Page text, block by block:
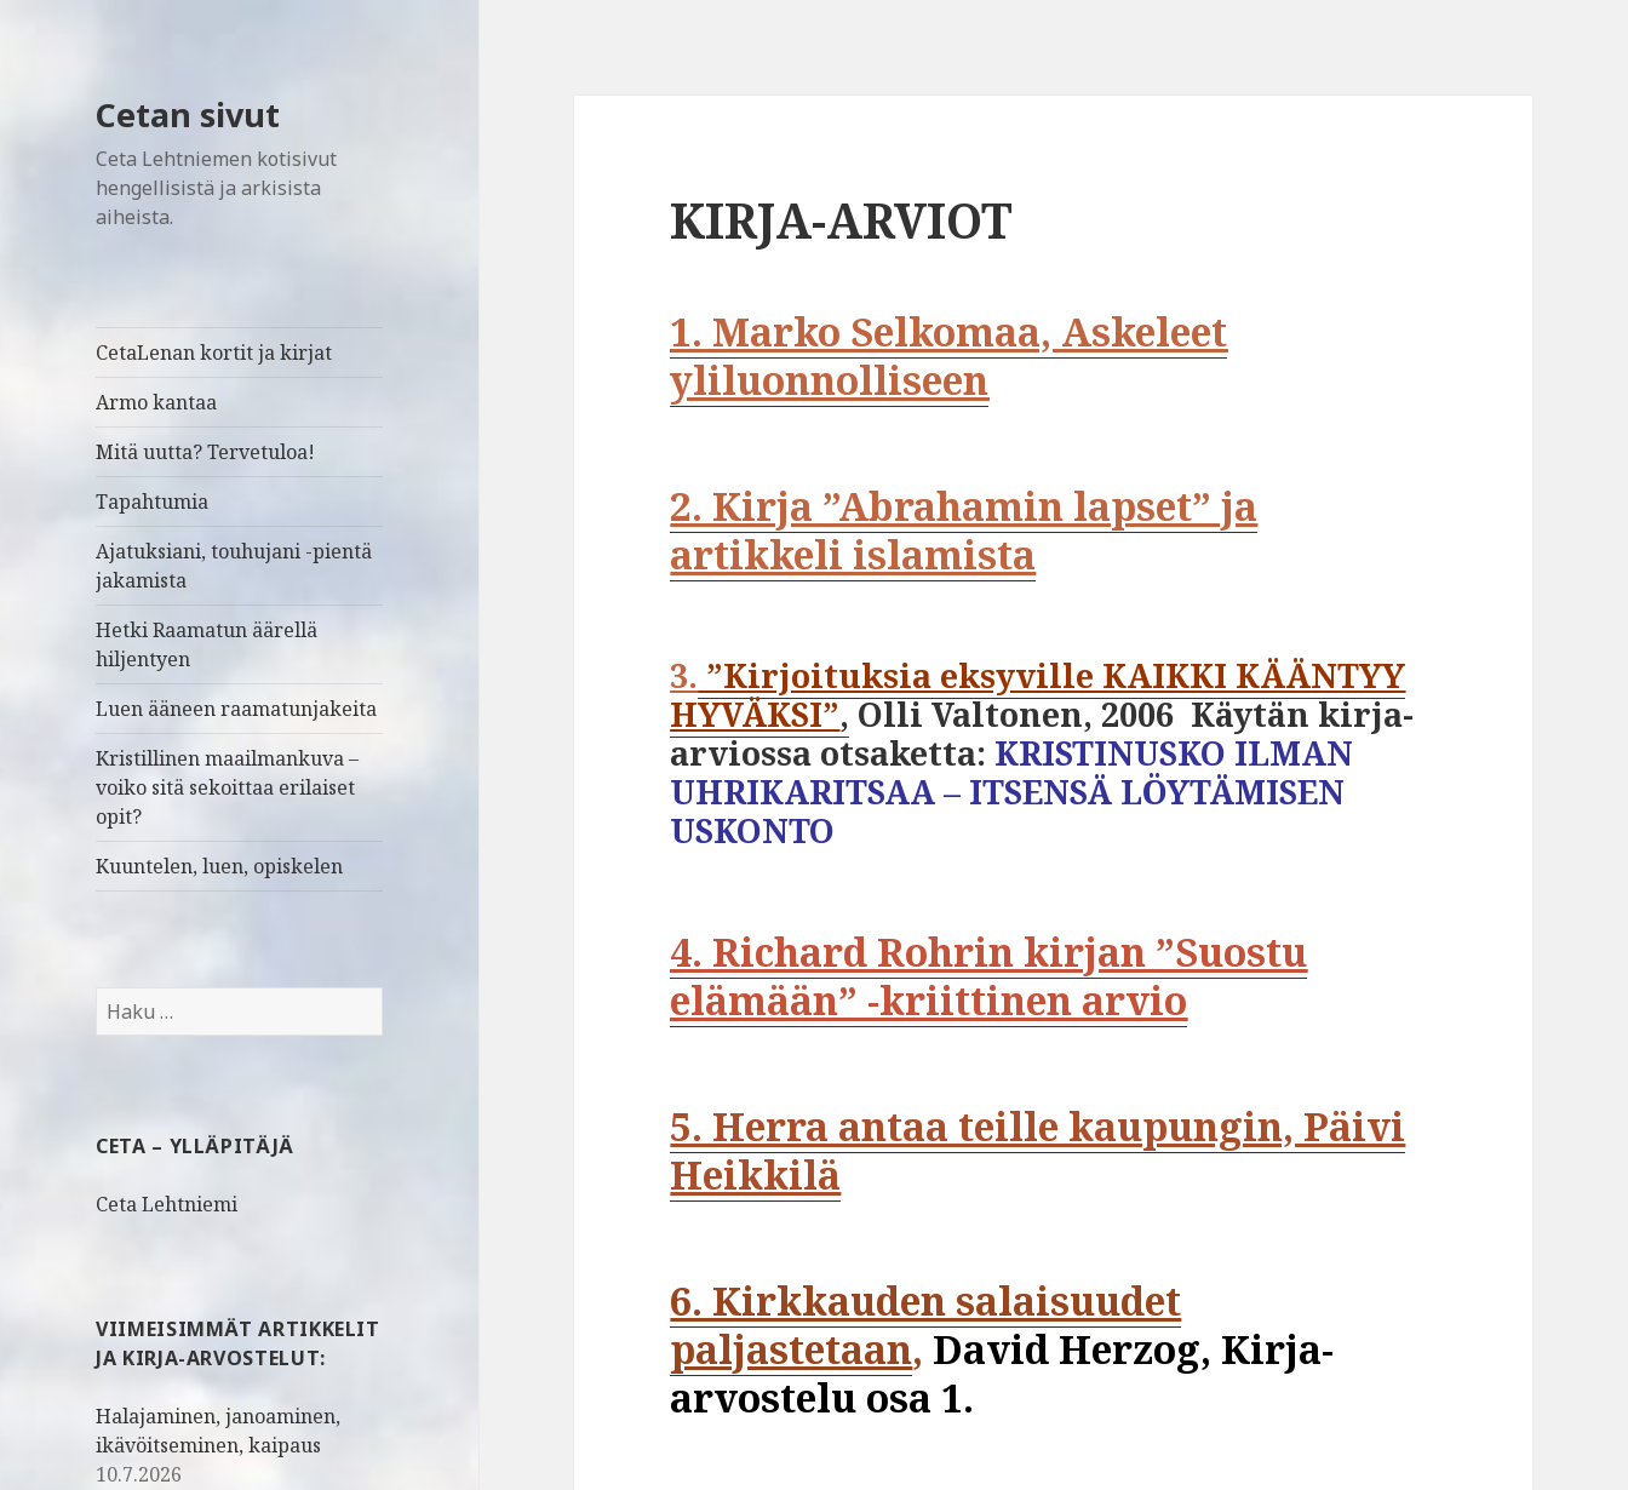
Cetan sivut
Ceta Lehtniemen kotisivut
hengellisistä ja arkisista
aiheista.
CetaLenan kortit ja kirjat
Armo kantaa
Mitä uutta? Tervetuloa!
Tapahtumia
Ajatuksiani, touhujani -pientä
jakamista
Hetki Raamatun äärellä
hiljentyen
Luen ääneen raamatunjakeita
Kristillinen maailmankuva –
voiko sitä sekoittaa erilaiset
opit?
Kuuntelen, luen, opiskelen
H
a
CETA – YLLÄPITÄJÄ
Ceta Lehtniemi
VIIMEISIMMÄT ARTIKKELIT
JA KIRJA-ARVOSTELUT:
Halajaminen, janoaminen,
ikävöitseminen, kaipaus
10.7.2026
KIRJA-ARVIOT
1. Marko Selkomaa, Askeleet
yliluonnolliseen
2. Kirja ”Abrahamin lapset” ja
artikkeli islamista
3. ”Kirjoituksia eksyville KAIKKI KÄÄNTYY
HYVÄKSI”,Olli Valtonen, 2006 Käytän kirja-
arviossa otsaketta: KRISTINUSKO ILMAN
UHRIKARITSAA – ITSENSÄ LÖYTÄMISEN
USKONTO
4. Richard Rohrin kirjan ”Suostu
elämään” -kriittinen arvio
5. Herra antaa teille kaupungin, Päivi
Heikkilä
6. Kirkkauden salaisuudet
paljastetaan, David Herzog, Kirja-
arvostelu osa 1.